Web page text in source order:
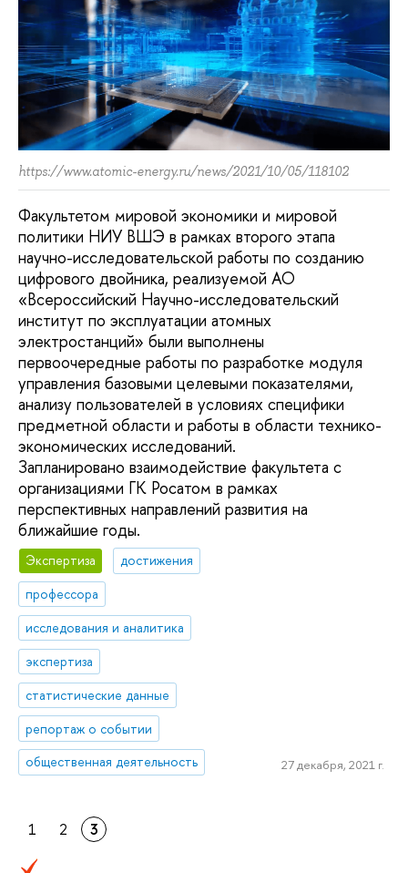
https://www.atomic-energy.ru/news/2021/10/05/118102
Факультетом мировой экономики и мировой
политики НИУ ВШЭ в рамках второго этапа
научно-исследовательской работы по созданию
цифрового двойника, реализуемой АО
«Всероссийский Научно-исследовательский
институт по эксплуатации атомных
электростанций» были выполнены
первоочередные работы по разработке модуля
управления базовыми целевыми показателями,
анализу пользователей в условиях специфики
предметной области и работы в области технико-
экономических исследований.
Запланировано взаимодействие факультета с
организациями ГК Росатом в рамках
перспективных направлений развития на
ближайшие годы.
Экспертиза
достижения
профессора
исследования и аналитика
экспертиза
статистические данные
репортаж о событии
общественная деятельность
27 декабря, 2021 г.
1 2 3